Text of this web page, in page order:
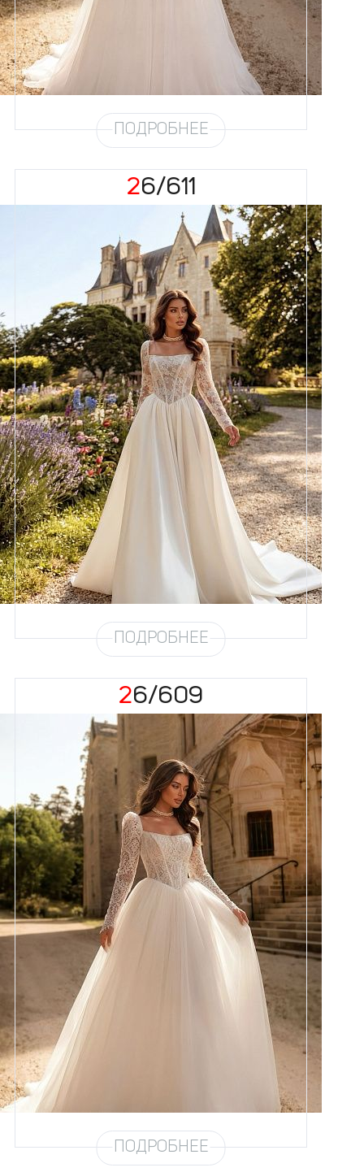
Силуэт
Кружево
Юбка
Шлейф
Рукав
ПОДРОБНЕЕ
26/611
Размеры
42, 44, 46, 48, 50, 52, 54, 56,
58
Цвет
Силуэт
Юбка
Атлас облегченный (4,5
Шлейф
ПОДРОБНЕЕ
26/609
Размеры
42, 44, 46, 48, 50, 52, 54, 56,
Цвет
Силуэт
Юбка
Шлейф
ПОДРОБНЕЕ